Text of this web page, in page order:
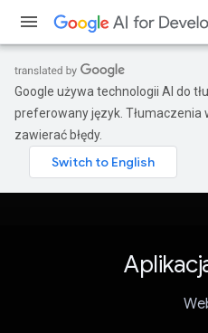
Google używa technologii AI do
preferowany język.
zawierać błędy.